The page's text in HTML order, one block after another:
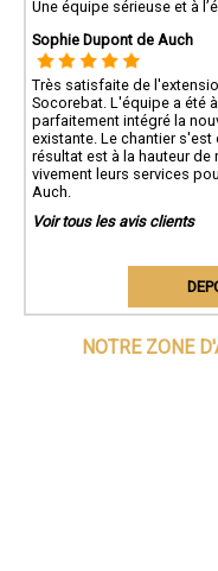
Une équipe sérieuse et à
Sophie Dupont de Auch
Très satisfaite de
Socorebat. L'équipe a été
parfaitement intégré la
existante. Le chantier
résultat est à la hauteur
vivement leurs services
Auch.
Voir tous les avis clients
NOTRE ZONE